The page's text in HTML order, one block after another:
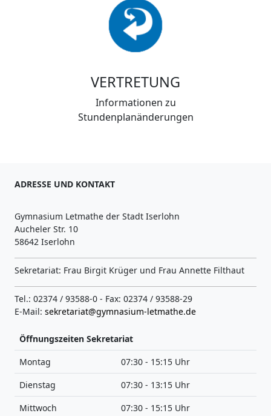
VERTRETUNG
Informationen zu
Stundenplanänderungen
ADRESSE UND KONTAKT
Gymnasium Letmathe der Stadt Iserlohn
Aucheler Str. 10
58642 Iserlohn
Sekretariat: Frau Birgit Krüger und Frau Annette Filthaut
Tel.: 02374 / 93588-0 - Fax: 02374 / 93588-29
E-Mail: sekretariat@gymnasium-letmathe.de
Öffnungszeiten Sekretariat
Montag
07:30 - 15:15 Uhr
Dienstag
07:30 - 13:15 Uhr
Mittwoch
07:30 - 15:15 Uhr